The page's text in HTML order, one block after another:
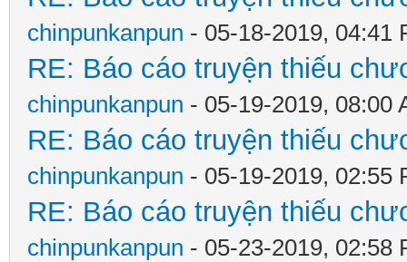
chinpunkanpun - 05-18-2019, 04:41
RE: Báo cáo truyện thiếu
chinpunkanpun - 05-19-2019, 08:00
RE: Báo cáo truyện thiếu
chinpunkanpun - 05-19-2019, 02:55
RE: Báo cáo truyện thiếu
chinpunkanpun - 05-23-2019, 02:58